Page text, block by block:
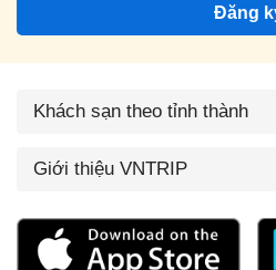
Đăng
Khách sạn theo tỉnh thành
Giới thiệu VNTRIP